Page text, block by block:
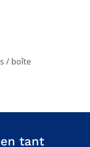
/ boîte
tant